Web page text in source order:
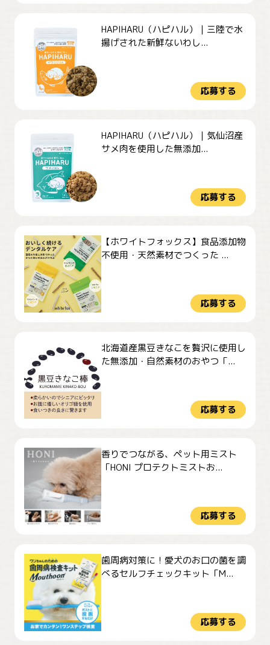
HAPIHARU（ハピハル）｜三陸で水
揚げされた新鮮ないわし...
応募する
HAPIHARU（ハピハル）｜気仙沼産
サメ肉を使用した無添加...
応募する
【ホワイトフォックス】食品添加物
不使用・天然素材でつくった ...
応募する
北海道産黒豆きなこを贅沢に使用し
た無添加・自然素材のおやつ「...
応募する
香りでつながる、ペット用ミスト
「HONI プロテクトミストお...
応募する
歯周病対策に！愛犬のお口の菌を調
べるセルフチェックキット「M...
応募する